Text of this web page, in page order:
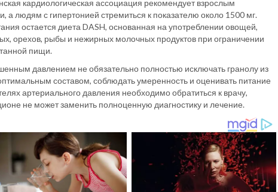
кардиологическая ассоциация рекомендует взрослым
а людям с гипертонией стремиться к показателю около 1500 мг.
остается диета DASH, основанная на употреблении овощей,
орехов, рыбы и нежирных молочных продуктов при ограничении
пищи.
давлением не обязательно полностью исключать гранолу из
составом, соблюдать умеренность и оценивать питание
артериального давления необходимо обратиться к врачу,
не может заменить полноценную диагностику и лечение.